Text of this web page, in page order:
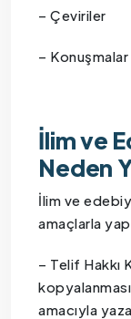
– Çeviriler
– Konuşmalar
İlim ve
Neden
İlim ve
amaçlarla
– Telif Hakkı
amacıyla